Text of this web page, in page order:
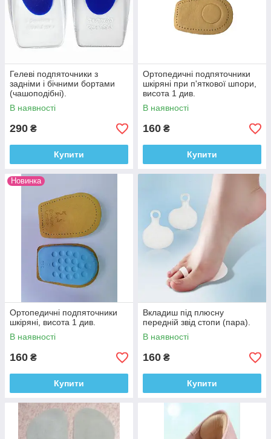
Гелеві подпяточники з
задніми і бічними бортами
(чашоподібні).
В наявності
290 ₴
Купити
Ортопедичні подпяточники
шкіряні при п'яткової шпори,
висота 1 див.
В наявності
160 ₴
Купити
Новинка
Ортопедичні подпяточники
шкіряні, висота 1 див.
В наявності
160 ₴
Купити
Вкладиш під плюсну
передній звід стопи (пара).
В наявності
160 ₴
Купити